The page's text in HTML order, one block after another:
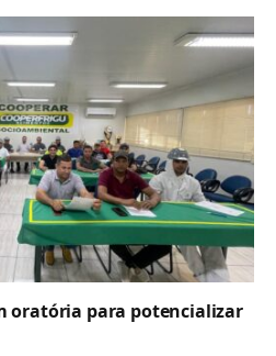
oratória para potencializar